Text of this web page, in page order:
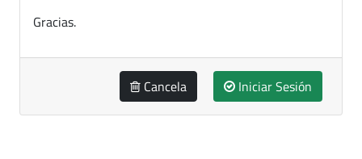
Gracias.
Cancela Iniciar Sesión